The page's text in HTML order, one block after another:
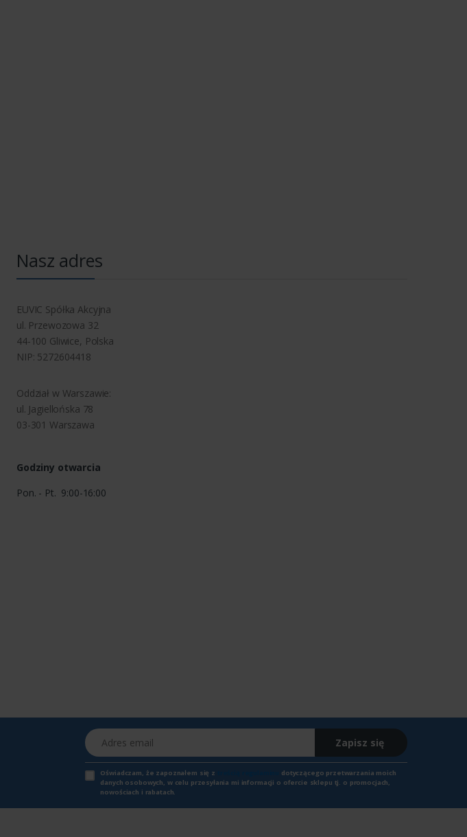
Nasz adres
EUVIC Spółka Akcyjna
ul. Przewozowa 32
44-100 Gliwice, Polska
NIP: 5272604418
Oddział w Warszawie:
ul. Jagiellońska 78
03-301 Warszawa
Godziny otwarcia
Pon. - Pt. 9:00-16:00
Adres email
Zapisz się
Oświadczam, że zapoznałem się z
dotyczącego przetwarzania moich
danych osobowych, w celu przesyłania mi informacji o ofercie sklepu tj. o promocjach,
nowościach i rabatach.